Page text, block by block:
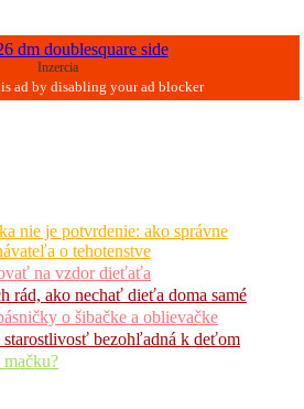
Inzercia
nie je potvrdenie: ako správne
o tehotenstve
na vzdor dieťaťa
rád, ako nechať dieťa doma samé
o šibačke a oblievačke
bezohľadná k deťom